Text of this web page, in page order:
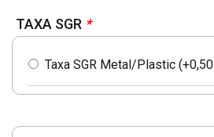
TAXA SGR *
Taxa SGR Metal/Plastic (+0,50